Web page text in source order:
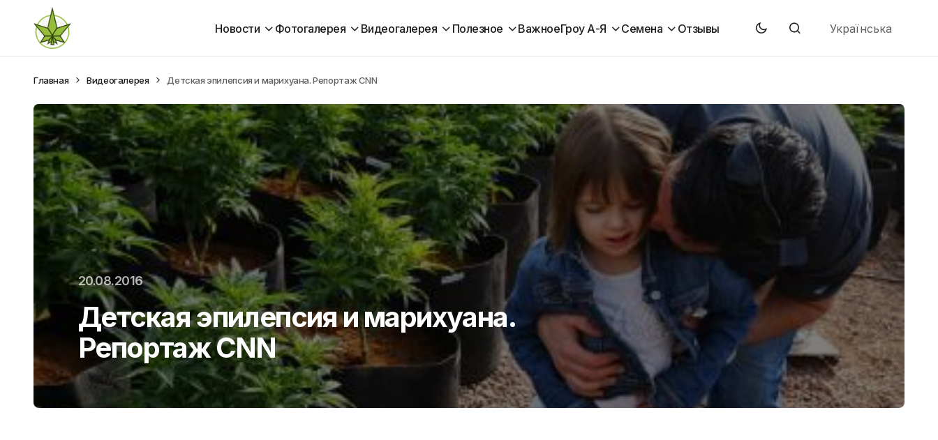
Новости Фотогалерея Видеогалерея Полезное ВажноеГроу А-Я Семена Отзывы Українська
Главная Видеогалерея Детская эпилепсия и марихуана. Репортаж CNN
20.08.2016
Детская эпилепсия и марихуана.
Репортаж CNN